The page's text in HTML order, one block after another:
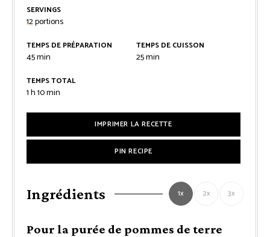
SERVINGS
12portions
TEMPS DE PRÉPARATION
45minutes
min
TEMPS DE CUISSON
25minutes
min
TEMPS TOTAL
1heure
h10minutes
min
IMPRIMER LA RECETTE
PIN RECIPE
Ingrédients 1x 2x 3x
Pour la purée de pommes de terre